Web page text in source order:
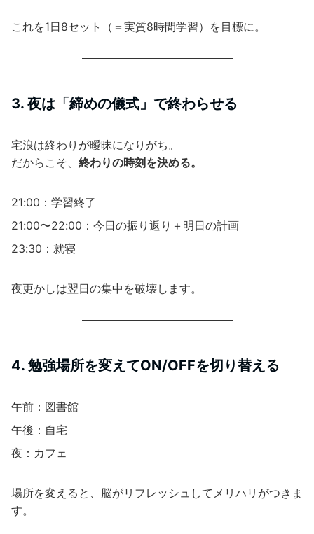
これを1日8セット（＝実質8時間学習）を目標に。
3. 夜は「締めの儀式」で終わらせる
宅浪は終わりが曖昧になりがち。
だからこそ、 終わりの時刻を決める。
21:00：学習終了
21:00〜22:00：今日の振り返り＋明日の計画
23:30：就寝
夜更かしは翌日の集中を破壊します。
4. 勉強場所を変えてON/OFFを切り替える
午前：図書館
午後：自宅
夜：カフェ
場所を変えると、脳がリフレッシュしてメリハリがつきま
す。